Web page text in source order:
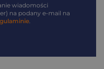
wiadomości
na podany e-mail na